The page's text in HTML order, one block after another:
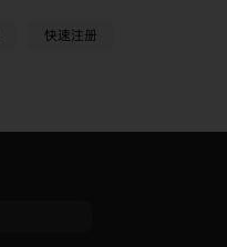
快速注册